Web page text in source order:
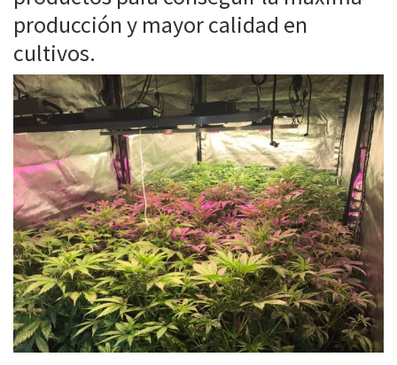
producción y mayor calidad en
cultivos.